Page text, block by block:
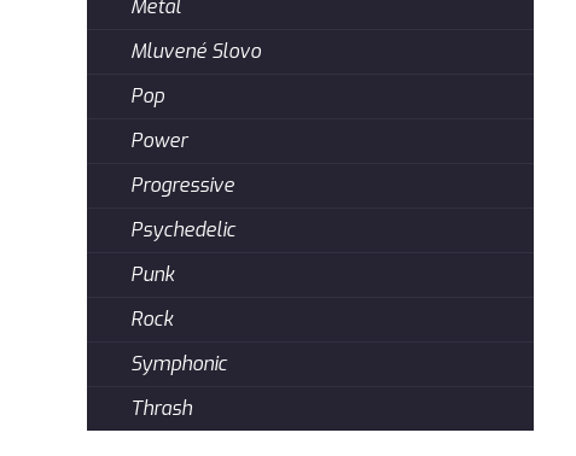
Metal
Mluvené Slovo
Pop
Power
Progressive
Psychedelic
Punk
Rock
Symphonic
Thrash